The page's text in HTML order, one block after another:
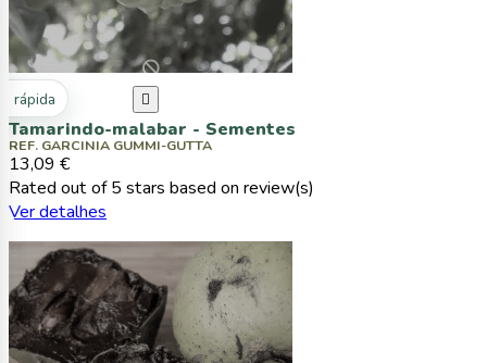
rápida 
Tamarindo-malabar - Sementes
REF. GARCINIA GUMMI-GUTTA
13,09 €
Rated out of 5 stars based on review(s)
Ver detalhes